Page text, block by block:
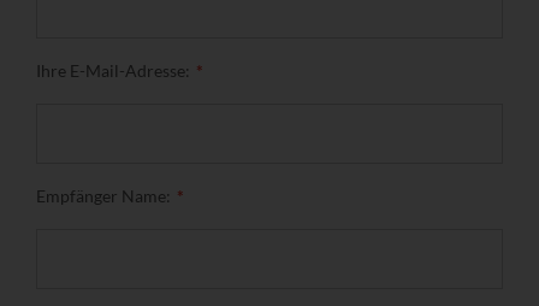
Ihre E-Mail-Adresse:
Empfänger Name: